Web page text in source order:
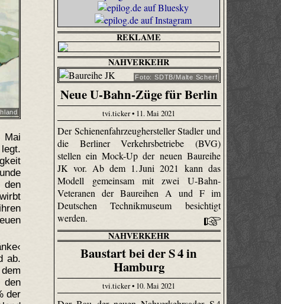
Mai
den
ab.
der
REKLAME
NAHVERKEHR
Foto: SDTB/Malte Scherf
Neue U-Bahn-Züge für Berlin
tvi.ticker • 11. Mai 2021
Der Schienenfahrzeughersteller Stadler und
die Berliner Verkehrsbetriebe (BVG)
stellen ein Mock-Up der neuen Baureihe
JK vor. Ab dem 1. Juni 2021 kann das
Modell gemeinsam mit zwei U-Bahn-
Veteranen der Baureihen A und F im
Deutschen Technikmuseum besichtigt
werden.
NAHVERKEHR
Baustart bei der S 4 in
Hamburg
tvi.ticker • 10. Mai 2021